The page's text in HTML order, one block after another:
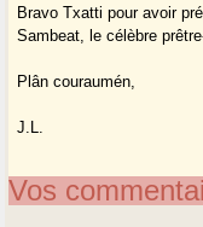
Bravo Txatti pour avoir
Sambeat, le célèbre
Plân couraumén,
J.L.
Vos